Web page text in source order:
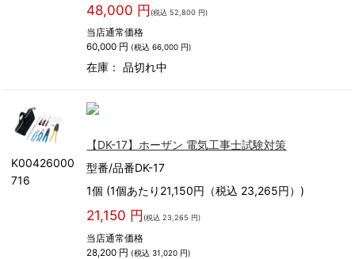
48,000 円 (税込 52,800 円)
当店通常価格
60,000 円 (税込 66,000 円)
在庫：品切れ中
K00426000
716
【DK-17】ホーザン 電気工事士試験対策
型番/品番DK-17
1個 (1個あたり21,150円（税込 23,265円）)
21,150 円 (税込 23,265 円)
当店通常価格
28,200 円 (税込 31,020 円)